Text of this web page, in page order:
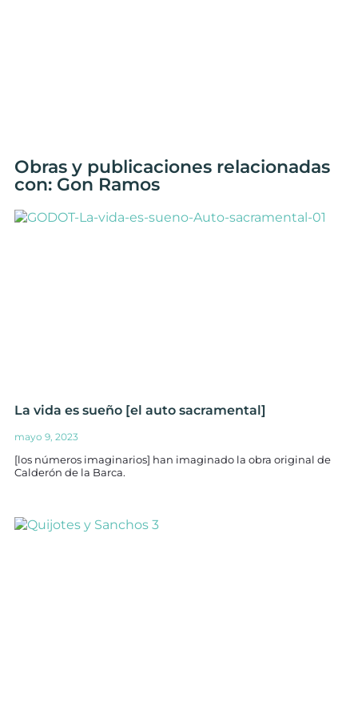
Obras y publicaciones relacionadas
con: Gon Ramos
La vida es sueño [el auto sacramental]
mayo 9, 2023
[los números imaginarios] han imaginado la obra original de
Calderón de la Barca.